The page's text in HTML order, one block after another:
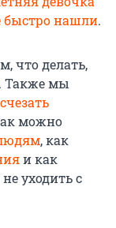
быстро нашли.
что делать,
. Также мы
можно
, как
и как
уходить с